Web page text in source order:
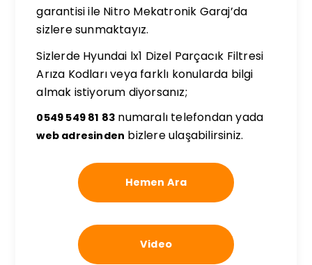
garantisi ile Nitro Mekatronik Garaj’da
sizlere sunmaktayız.
Sizlerde Hyundai lx1 Dizel Parçacık Filtresi
Arıza Kodları veya farklı konularda bilgi
almak istiyorum diyorsanız;
0549 549 81 83 numaralı telefondan yada
web adresinden bizlere ulaşabilirsiniz.
Hemen Ara
Video